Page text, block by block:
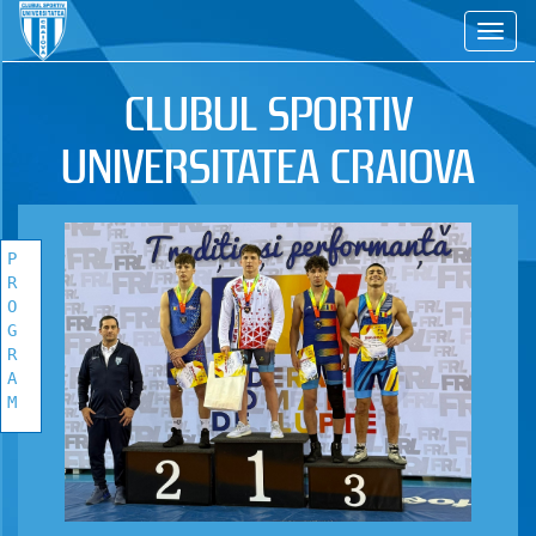
CS
CLUBUL SPORTIV
UNIVERSITATEA CRAIOVA
PROGRAM
COMPETITIONAL
P
R
O
G
R
A
M